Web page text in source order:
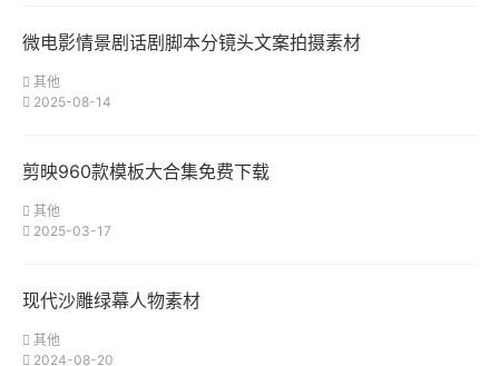
微电影情景剧话剧脚本分镜头文案拍摄素材
其他
2025-08-14
剪映960款模板大合集免费下载
其他
2025-03-17
现代沙雕绿幕人物素材
其他
2024-08-20